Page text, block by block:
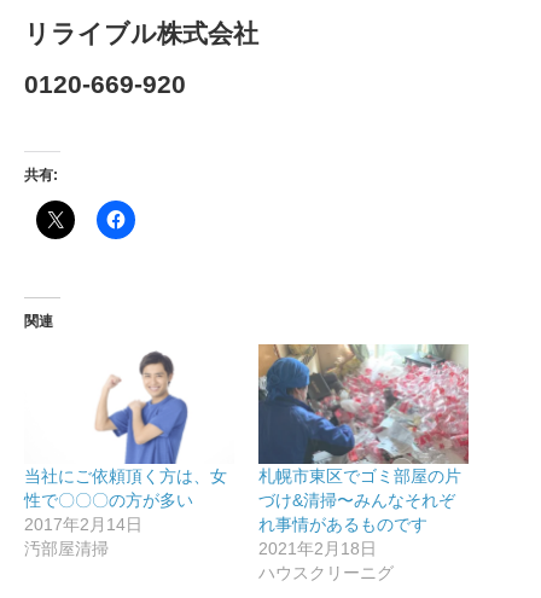
リライブル株式会社
0120-669-920
共有:
関連
当社にご依頼頂く方は、女
性で〇〇〇の方が多い
2017年2月14日
汚部屋清掃
札幌市東区でゴミ部屋の片
づけ&清掃〜みんなそれぞ
れ事情があるものです
2021年2月18日
ハウスクリーニグ